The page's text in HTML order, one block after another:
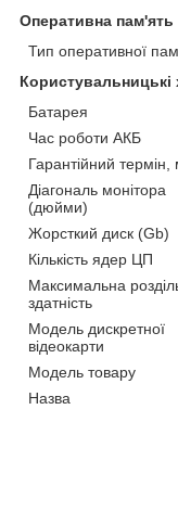
Оперативна пам'ять
Тип оперативної
Користувальницькі
Батарея
Час роботи АКБ
Гарантійний термін,
Діагональ монітора
(дюйми)
Жорсткий диск (Gb)
Кількість ядер ЦП
Максимальна
здатність
Модель дискретної
відеокарти
Модель товару
Назва